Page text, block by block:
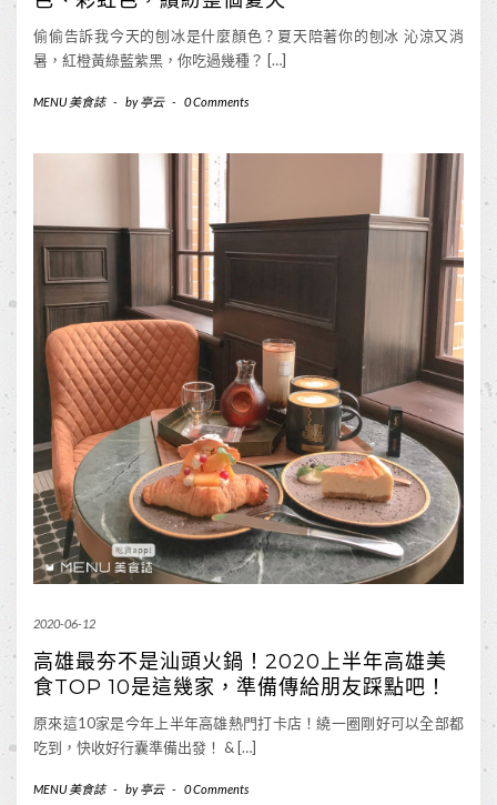
偷偷告訴我今天的刨冰是什麼顏色？夏天陪著你的刨冰 沁涼又消
暑，紅橙黃綠藍紫黑，你吃過幾種？ […]
MENU 美食誌 - by亭云 - 0 Comments
2020-06-12
高雄最夯不是汕頭火鍋！2020上半年高雄美
食TOP 10是這幾家，準備傳給朋友踩點吧！
原來這10家是今年上半年高雄熱門打卡店！繞一圈剛好可以全部都
吃到，快收好行囊準備出發！ & […]
MENU 美食誌 - by亭云 - 0 Comments